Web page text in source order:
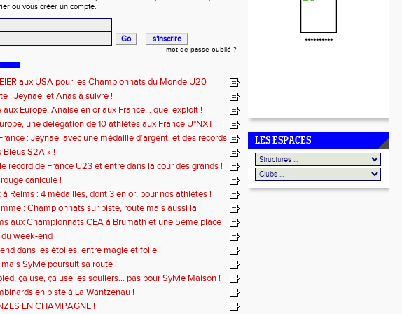
ou vous créer un compte.
|
mot de passe oublié ?
aux USA pour les Championnats du Monde U20
: Jeynael et Anas à suivre !
aux Europe, Anaise en or aux France... quel exploit !
une délégation de 10 athlètes aux France U*NXT !
: Jeynael avec une médaille d’argent, et des records
Bleus S2A » !
record de France U23 et entre dans la cour des grands !
canicule !
à Reims : 4 médailles, dont 3 en or, pour nos athlètes !
: Championnats sur piste, route mais aussi la
aux Championnats CEA à Brumath et une 5ème place
à Reims !
week-end
dans les étoiles, entre magie et folie !
mais Sylvie poursuit sa route !
ça use, ça use les souliers… pas pour Sylvie Maison !
en piste à La Wantzenau !
EN CHAMPAGNE !
**********
LES ESPACES